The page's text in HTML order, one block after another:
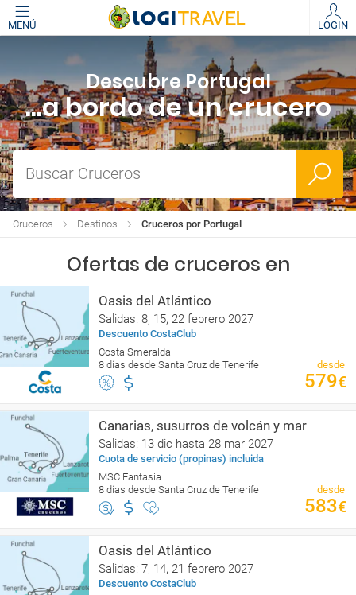
MENÚ LOGIN
Descubre Portugal
...a bordo de un crucero
Buscar Cruceros
Cruceros por Portugal
Destinos
Cruceros
Ofertas de cruceros en
Oasis del Atlántico
Salidas: 8, 15, 22 febrero 2027
Descuento CostaClub
Costa Smeralda
8 días desde Santa Cruz de Tenerife
desde
579€
Canarias, susurros de volcán y mar
Salidas: 13 dic hasta 28 mar 2027
Cuota de servicio (propinas) incluida
MSC Fantasia
8 días desde Santa Cruz de Tenerife
desde
583€
Oasis del Atlántico
Salidas: 7, 14, 21 febrero 2027
Descuento CostaClub